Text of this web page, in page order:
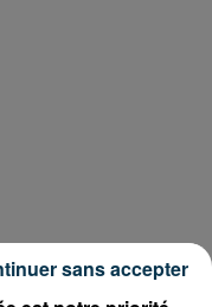
sans accepter